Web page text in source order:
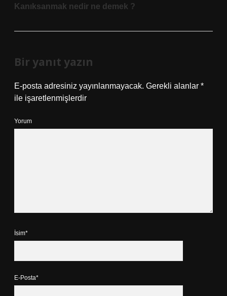
Kanıksanmak nedir ne demek ?
Bir yanıt yazın
E-posta adresiniz yayınlanmayacak. Gerekli alanlar *
ile işaretlenmişlerdir
Yorum
İsim*
E-Posta*